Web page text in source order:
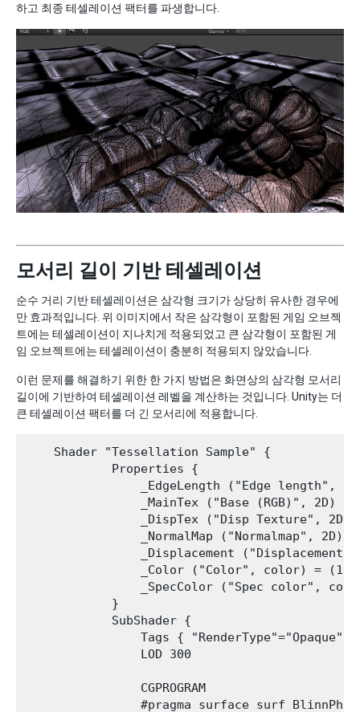
하고 최종 테셀레이션 팩터를 파생합니다.
모서리 길이 기반 테셀레이션
순수 거리 기반 테셀레이션은 삼각형 크기가 상당히 유사한 경우에
만 효과적입니다. 위 이미지에서 작은 삼각형이 포함된 게임 오브젝
트에는 테셀레이션이 지나치게 적용되었고 큰 삼각형이 포함된 게
임 오브젝트에는 테셀레이션이 충분히 적용되지 않았습니다.
이런 문제를 해결하기 위한 한 가지 방법은 화면상의 삼각형 모서리
길이에 기반하여 테셀레이션 레벨을 계산하는 것입니다. Unity는 더
큰 테셀레이션 팩터를 더 긴 모서리에 적용합니다.
    Shader "Tessellation Sample" {
            Properties {
_EdgeLength ("Edge length",
_MainTex ("Base (RGB)", 2D) =
_DispTex ("Disp Texture", 2D)
_NormalMap ("Normalmap", 2D)
_Displacement
_Color ("Color", color) =
_SpecColor ("Spec color",
            }
            SubShader {
                Tags { "RenderType"="Opaque" }
                LOD 300
                CGPROGRAM
#pragma surface surf